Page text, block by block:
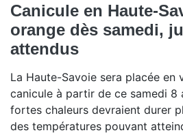
Canicule en Haute-
orange dès samedi,
attendus
La Haute-Savoie sera placée en
canicule à partir de ce samedi 8
fortes chaleurs devraient durer
des températures pouvant